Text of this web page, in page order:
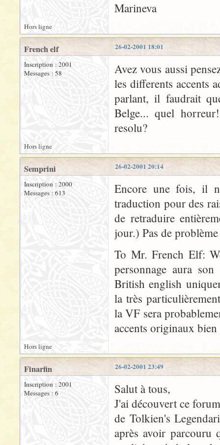
Marineva
Hors ligne
26-02-2001 18:01
French elf
Inscription : 2001
Messages : 58
Avez vous aussi
les differents accents
parlant, il faudrait
Belge... quel
resolu?
Hors ligne
26-02-2001 20:14
Semprini
Inscription : 2000
Messages : 613
Encore une fois, il
traduction pour des
de retraduire
jour.) Pas de
To Mr. French Elf:
personnage aura
British english
la très
la VF sera
accents originaux bien
Hors ligne
26-02-2001 23:49
Finarfin
Inscription : 2001
Messages : 6
Salut à tous,
J'ai découvert ce
de Tolkien's
après avoir parcouru